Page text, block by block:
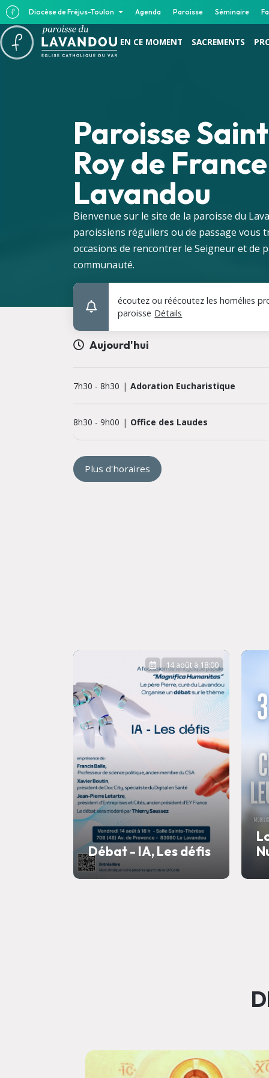
Diocèse de Fréjus-Toulon Agenda Paroisse Séminaire
EN CE MOMENT SACREMENTS
Paroisse
Roy de
Lavandou
Bienvenue sur le site de la paroisse du
paroissiens réguliers ou de passage vous
occasions de rencontrer le Seigneur et de
communauté.
écoutez ou réécoutez les homélies
paroisse Détails
Aujourd'hui
7h30 - 8h30 Adoration Eucharistique
8h30 - 9h00 Office des Laudes
Plus d'horaires
Débat - IA, Les défis
14 août à 18:00